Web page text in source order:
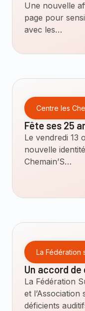
Une nouvelle
page pour
avec les…
Centre les
Fête ses 25
Le vendredi 13
nouvelle
Chemain’S…
La Fédération
Un accord
La Fédération
et l’Association
déficients